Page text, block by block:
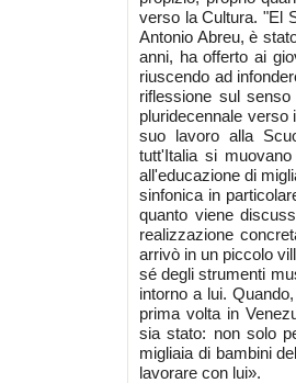
verso la Cultura. "El
Antonio Abreu, è
anni, ha offerto ai
riuscendo ad
riflessione sul
pluridecennale
suo lavoro alla
tutt'Italia si
all'educazione di
sinfonica in
quanto viene
realizzazione
arrivò in un piccolo
sé degli strumenti
intorno a lui.
prima volta in
sia stato: non solo
migliaia di bambini
lavorare con lui».